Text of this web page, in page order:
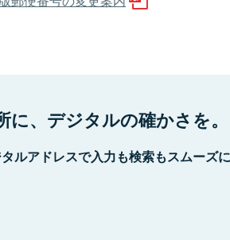
に、デジタルの確かさを。
ルアドレスで入力も検索もスムーズ